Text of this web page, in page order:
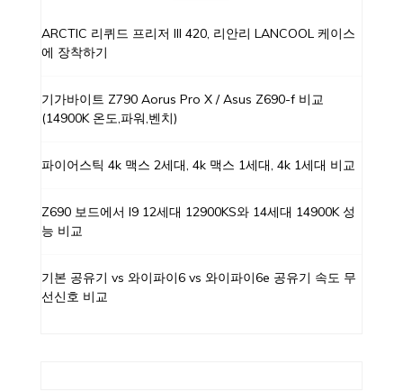
ARCTIC 리퀴드 프리저 III 420, 리안리 LANCOOL 케이스
에 장착하기
기가바이트 Z790 Aorus Pro X / Asus Z690-f 비교
(14900K 온도,파워,벤치)
파이어스틱 4k 맥스 2세대, 4k 맥스 1세대, 4k 1세대 비교
Z690 보드에서 I9 12세대 12900KS와 14세대 14900K 성
능 비교
기본 공유기 vs 와이파이6 vs 와이파이6e 공유기 속도 무
선신호 비교